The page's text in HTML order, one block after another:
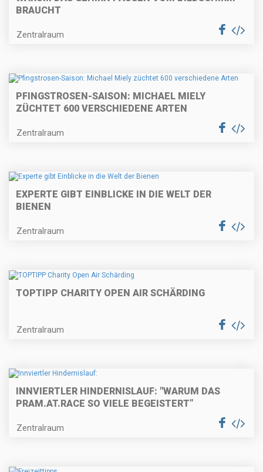
BRAUCHT
Zentralraum
PFINGSTROSEN-SAISON: MICHAEL MIELY
ZÜCHTET 600 VERSCHIEDENE ARTEN
Zentralraum
EXPERTE GIBT EINBLICKE IN DIE WELT DER
BIENEN
Zentralraum
TOPTIPP CHARITY OPEN AIR SCHÄRDING
Zentralraum
INNVIERTLER HINDERNISLAUF: "WARUM DAS
PRAM.AT.RACE SO VIELE BEGEISTERT”
Zentralraum